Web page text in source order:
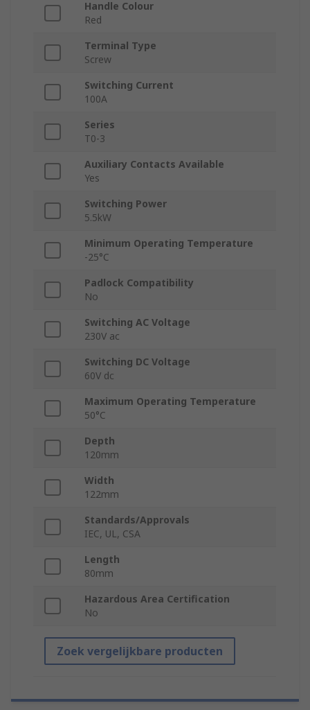
Handle Colour
Red
Terminal Type
Screw
Switching Current
100A
Series
T0-3
Auxiliary Contacts Available
Yes
Switching Power
5.5kW
Minimum Operating Temperature
-25°C
Padlock Compatibility
No
Switching AC Voltage
230V ac
Switching DC Voltage
60V dc
Maximum Operating Temperature
50°C
Depth
120mm
Width
122mm
Standards/Approvals
IEC, UL, CSA
Length
80mm
Hazardous Area Certification
No
Zoek vergelijkbare producten